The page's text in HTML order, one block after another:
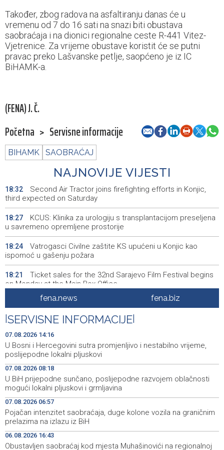
Također, zbog radova na asfaltiranju danas će u
vremenu od 7 do 16 sati na snazi biti obustava
saobraćaja i na dionici regionalne ceste R-441 Vitez-
Vjetrenice. Za vrijeme obustave koristit će se putni
pravac preko Lašvanske petlje, saopćeno je iz IC
BiHAMK-a.
(FENA) J. Č.
Početna > Servisne informacije
BIHAMK SAOBRAĆAJ
NAJNOVIJE VIJESTI
18:32
Second Air Tractor joins firefighting efforts in Konjic,
third expected on Saturday
18:27
KCUS: Klinika za urologiju s transplantacijom preseljena
u savremeno opremljene prostorije
18:24
Vatrogasci Civilne zaštite KS upućeni u Konjic kao
ispomoć u gašenju požara
18:21
Ticket sales for the 32nd Sarajevo Film Festival begins
on Monday at the Main Box Office
Sarajevo Film Festival predstavlja programe Kinoscope i
Kinoscope Surreal
18:19 Obilježena 34. godišnjica stradanja Bošnjaka Botonjića
18:18
BiH Armed Forces helicopter continues firefighting
operations in the Konjic area
18:01
Kanali bez gužvi - Pet evropskih gradova kao alternativa
Veneciji i Amsterdamu
17:49
U općini Grude izbio požar na više od 40 hektara, na
terenu vatrogasci i Air Tractori
17:39
U ponedjeljak počinje prodaja ulaznica za SFF u
glavnom Box Officeu u BKC-u
fena.news fena.biz
SERVISNE INFORMACIJE
07.08.2026 14:16
U Bosni i Hercegovini sutra promjenljivo i nestabilno vrijeme,
poslijepodne lokalni pljuskovi
07.08.2026 08:18
U BiH prijepodne sunčano, poslijepodne razvojem oblačnosti
mogući lokalni pljuskovi i grmljavina
07.08.2026 06:57
Pojačan intenzitet saobraćaja, duge kolone vozila na graničnim
prelazima na izlazu iz BiH
06.08.2026 16:43
Obustavljen saobraćaj kod mjesta Muhašinovići na regionalnoj